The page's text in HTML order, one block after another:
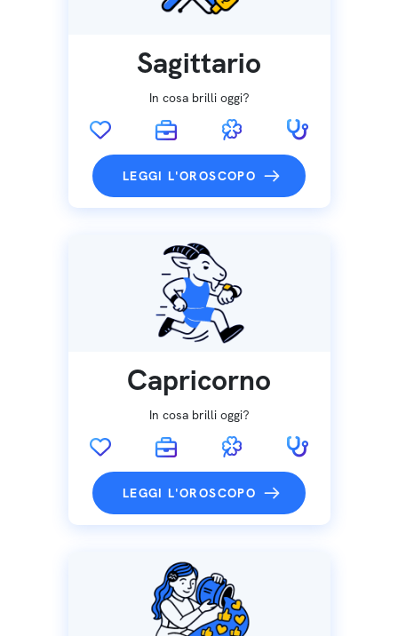
Sagittario
In cosa brilli oggi?
LEGGI L'OROSCOPO
Capricorno
In cosa brilli oggi?
LEGGI L'OROSCOPO